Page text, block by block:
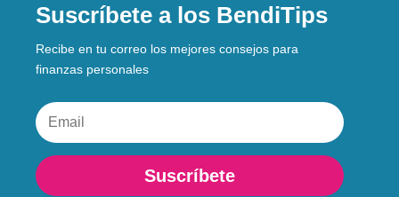
Suscríbete a los BendiTips
Recibe en tu correo los mejores consejos para
finanzas personales
Suscríbete